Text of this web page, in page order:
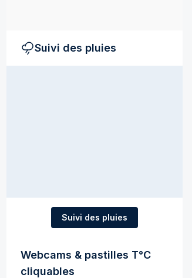
Suivi des pluies
Suivi des pluies
Webcams & pastilles T°C
cliquables